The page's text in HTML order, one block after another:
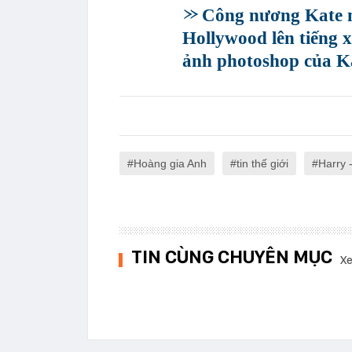
Công nương Kate
Hollywood lên tiếng
ảnh photoshop của
Hoàng gia Anh tin thế giới Harry
TIN CÙNG CHUYÊN MỤC